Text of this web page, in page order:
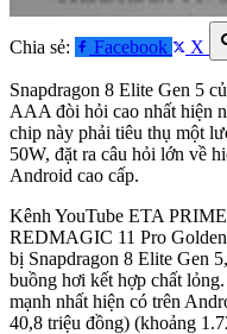
Chia sẻ: Facebook X
Snapdragon 8 Elite Gen 5
AAA đòi hỏi cao nhất hiện
chip này phải tiêu thụ một
50W, đặt ra câu hỏi lớn về
Android cao cấp.
Kênh YouTube ETA
REDMAGIC 11 Pro Golden
bị Snapdragon 8 Elite Gen
buồng hơi kết hợp chất
mạnh nhất hiện có trên
40,8 triệu đồng) (khoảng